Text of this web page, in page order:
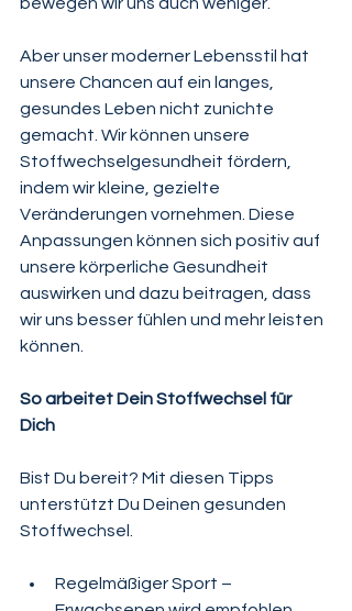
bewegen wir uns auch weniger.
Aber unser moderner Lebensstil hat
unsere Chancen auf ein langes,
gesundes Leben nicht zunichte
gemacht. Wir können unsere
Stoffwechselgesundheit fördern,
indem wir kleine, gezielte
Veränderungen vornehmen. Diese
Anpassungen können sich positiv auf
unsere körperliche Gesundheit
auswirken und dazu beitragen, dass
wir uns besser fühlen und mehr leisten
können.
So arbeitet Dein Stoffwechsel für
Dich
Bist Du bereit? Mit diesen Tipps
unterstützt Du Deinen gesunden
Stoffwechsel.
Regelmäßiger Sport –